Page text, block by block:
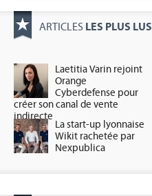
ARTICLES LES PLUS LUS
Laetitia Varin rejoint
Orange
Cyberdefense pour
créer son canal de vente
indirecte
La start-up lyonnaise
Wikit rachetée par
Nexpublica